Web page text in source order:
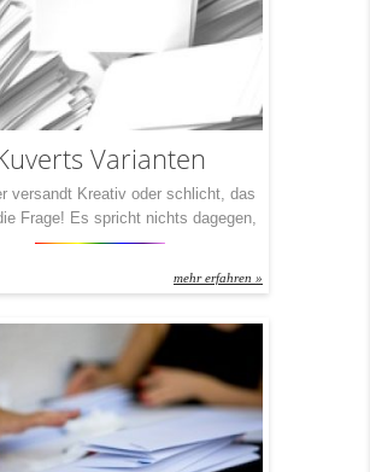
Varianten
versandt Kreativ oder schlicht, das
Frage! Es spricht nichts dagegen,
weiße Kuverts mit einem Adress-
dagegen, die gleichen Inhalte mit
Je nach Anlass, das ist wohl der
dabei. Dennoch: Nicht nur Kleider
machen Leute – auch […]
mehr erfahren »